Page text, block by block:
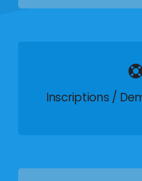
Inscriptions /